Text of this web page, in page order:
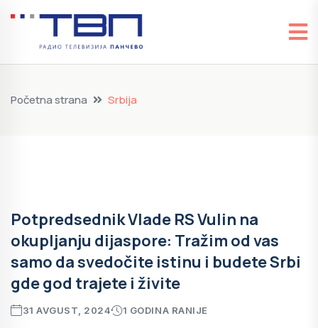
Početna strana Srbija
Potpredsednik Vlade RS Vulin na
okupljanju dijaspore: Tražim od vas
samo da svedočite istinu i budete Srbi
gde god trajete i živite
31 AVGUST, 2024 1 GODINA RANIJE